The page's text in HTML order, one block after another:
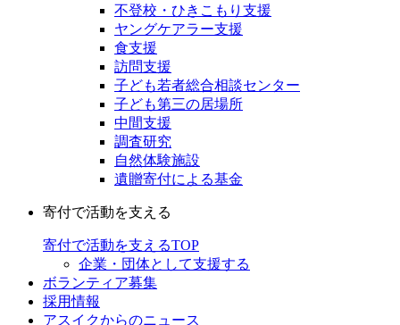
不登校・ひきこもり支援
ヤングケアラー支援
食支援
訪問支援
子ども若者総合相談センター
子ども第三の居場所
中間支援
調査研究
自然体験施設
遺贈寄付による基金
寄付で活動を支える
寄付で活動を支えるTOP
企業・団体として支援する
ボランティア募集
採用情報
アスイクからのニュース